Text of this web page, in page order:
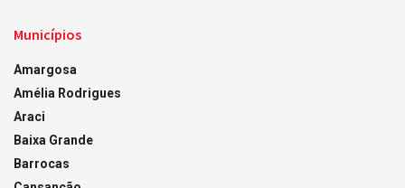
Municípios
Amargosa
Amélia Rodrigues
Araci
Baixa Grande
Barrocas